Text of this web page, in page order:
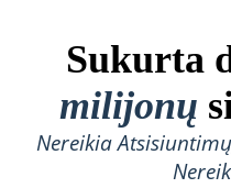
Sukurta
milijonų
Nereikia